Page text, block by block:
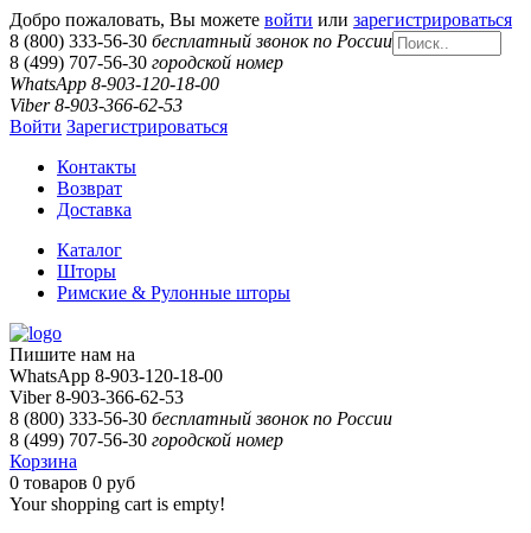
Добро пожаловать, Вы можете войти или зарегистрироваться
8 (800) 333-56-30 бесплатный звонок по России
8 (499) 707-56-30 городской номер
WhatsApp 8-903-120-18-00
Viber 8-903-366-62-53
Войти Зарегистрироваться
Контакты
Возврат
Доставка
Каталог
Шторы
Римские & Рулонные шторы
Пишите нам на
WhatsApp 8-903-120-18-00
Viber 8-903-366-62-53
8 (800) 333-56-30 бесплатный звонок по России
8 (499) 707-56-30 городской номер
Корзина
0 товаров 0 руб
Your shopping cart is empty!